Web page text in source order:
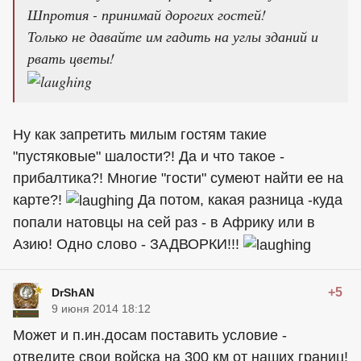
Шпротия - принимай дорогих гостей!
Только не давайте им гадить на углы зданий и
рвать цветы!
Ну как запретить милым гостям такие
"пустяковые" шалости?! Да и что такое -
прибалтика?! Многие "гости" сумеют найти ее на
карте?!
Да потом, какая разница -куда
попали натовцы на сей раз - в Африку или в
Азию! Одно слово - ЗАДВОРКИ!!!
DrShAN +5
9 июня 2014 18:12
Может и п.ин.досам поставить условие -
отведите свои войска на 300 км от наших границ!